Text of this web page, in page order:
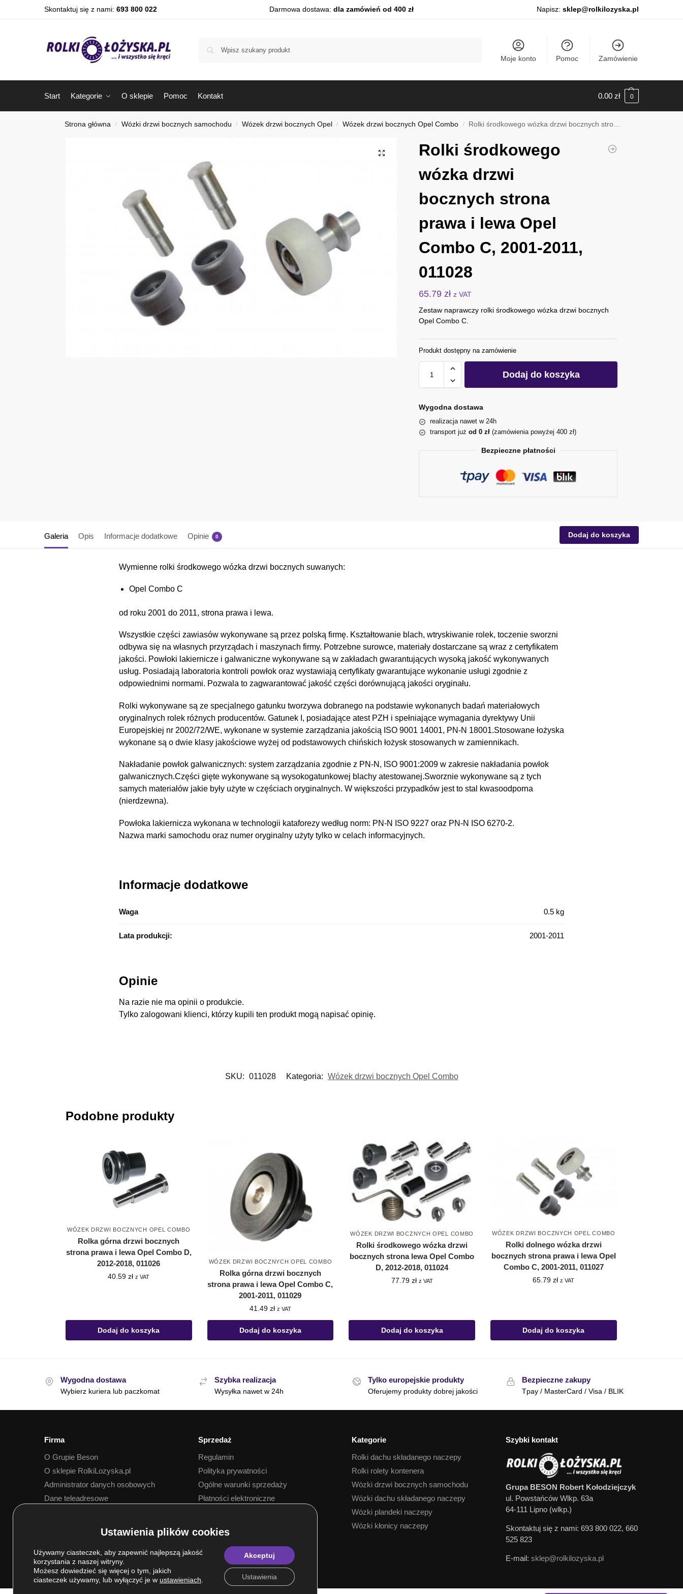
Skontaktuj się z nami: 693 800 022 Darmowa dostawa: dla zamówień od 400 zł Napisz: sklep@rolkilozyska.pl
Moje konto Pomoc Zamówienie
Start Kategorie O sklepie Pomoc Kontakt 0.00 zł 0
Strona główna / Wózki drzwi bocznych samochodu / Wózek drzwi bocznych Opel / Wózek drzwi bocznych Opel Combo / Rolki środkowego wózka drzwi bocznych strona prawa i lewa Opel Combo C, 2001-2011, 011028
Rolki środkowego
wózka drzwi
bocznych strona
prawa i lewa Opel
Combo C, 2001-2011,
011028
65.79 zł z VAT
Zestaw naprawczy rolki środkowego wózka drzwi bocznych
Opel Combo C.
Produkt dostępny na zamówienie
Dodaj do koszyka
Wygodna dostawa
realizacja nawet w 24h
transport jużod 0 zł (zamówienia powyżej 400 zł)
Bezpieczne płatności
Galeria Opis Informacje dodatkowe Opinie 0 Dodaj do koszyka
Wymienne rolki środkowego wózka drzwi bocznych suwanych:
Opel Combo C
od roku 2001 do 2011, strona prawa i lewa.
Wszystkie części zawiasów wykonywane są przez polską firmę. Kształtowanie blach, wtryskiwanie rolek, toczenie sworzni
odbywa się na własnych przyrządach i maszynach firmy. Potrzebne surowce, materiały dostarczane są wraz z certyfikatem
jakości. Powłoki lakiernicze i galwaniczne wykonywane są w zakładach gwarantujących wysoką jakość wykonywanych
usług. Posiadają laboratoria kontroli powłok oraz wystawiają certyfikaty gwarantujące wykonanie usługi zgodnie z
odpowiednimi normami. Pozwala to zagwarantować jakość części dorównującą jakości oryginału.
Rolki wykonywane są ze specjalnego gatunku tworzywa dobranego na podstawie wykonanych badań materiałowych
oryginalnych rolek różnych producentów. Gatunek I, posiadające atest PZH i spełniające wymagania dyrektywy Unii
Europejskiej nr 2002/72/WE, wykonane w systemie zarządzania jakością ISO 9001 14001, PN-N 18001.Stosowane łożyska
wykonane są o dwie klasy jakościowe wyżej od podstawowych chińskich łożysk stosowanych w zamiennikach.
Nakładanie powłok galwanicznych: system zarządzania zgodnie z PN-N, ISO 9001:2009 w zakresie nakładania powłok
galwanicznych.Części gięte wykonywane są wysokogatunkowej blachy atestowanej.Sworznie wykonywane są z tych
samych materiałów jakie były użyte w częściach oryginalnych. W większości przypadków jest to stal kwasoodporna
(nierdzewna).
Powłoka lakiernicza wykonana w technologii kataforezy według norm: PN-N ISO 9227 oraz PN-N ISO 6270-2.
Nazwa marki samochodu oraz numer oryginalny użyty tylko w celach informacyjnych.
Informacje dodatkowe
Waga 0.5 kg
Lata produkcji: 2001-2011
Opinie
Na razie nie ma opinii o produkcie.
Tylko zalogowani klienci, którzy kupili ten produkt mogą napisać opinię.
SKU: 011028 Kategoria: Wózek drzwi bocznych Opel Combo
Podobne produkty
WÓZEK DRZWI BOCZNYCH OPEL COMBO
Rolka górna drzwi bocznych
strona prawa i lewa Opel Combo D,
2012-2018, 011026
40.59zł z VAT
Dodaj do koszyka
WÓZEK DRZWI BOCZNYCH OPEL COMBO
Rolka górna drzwi bocznych
strona prawa i lewa Opel Combo C,
2001-2011, 011029
41.49 zł z VAT
Dodaj do koszyka
WÓZEK DRZWI BOCZNYCH OPEL COMBO
Rolki środkowego wózka drzwi
bocznych strona lewa Opel Combo
D, 2012-2018, 011024
77.79 zł z VAT
Dodaj do koszyka
WÓZEK DRZWI BOCZNYCH OPEL COMBO
Rolki dolnego wózka drzwi
bocznych strona prawa i lewa Opel
Combo C, 2001-2011, 011027
65.79zł z VAT
Dodaj do koszyka
Wygodna dostawa
Wybierz kuriera lub paczkomat
Szybka realizacja
Wysyłka nawet w 24h
Tylko europejskie produkty
Oferujemy produkty dobrej jakości
Bezpieczne zakupy
Tpay / MasterCard / Visa / BLIK
Firma
O Grupie Beson
O sklepie RolkiLozyska.pl
Administrator danych osobowych
Dane teleadresowe
Sprzedaż
Regulamin
Polityka prywatności
Ogólne warunki sprzedaży
Płatności elektroniczne
Kategorie
Rolki dachu składanego naczepy
Rolki rolety kontenera
Wózki drzwi bocznych samochodu
Wózki dachu składanego naczepy
Wózki plandeki naczepy
Wózki kłonicy naczepy
Szybki kontakt
Grupa BESON Robert Kołodziejczyk
ul. Powstańców Wlkp. 63a
64-111 Lipno (wlkp.)
Skontaktuj się z nami: 693 800 022, 660
525 823
E-mail: sklep@rolkilozyska.pl
Używamy ciasteczek, aby zapewnić najlepszą jakość
korzystania z naszej witryny.
Możesz dowiedzieć się więcej o tym, jakich
ciasteczek używamy, lub wyłączyć je w ustawieniach
Akceptuj
Ustawienia